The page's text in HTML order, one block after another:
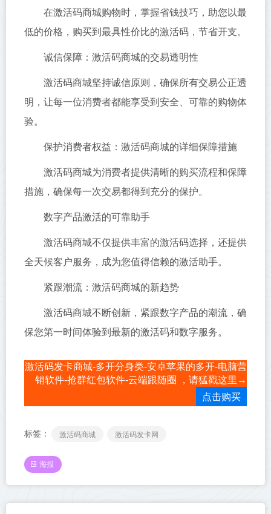
在激活码商城购物时，掌握省钱技巧，助您以最
低的价格，购买到最具性价比的激活码，节省开支。
诚信保障：激活码商城的交易透明性
激活码商城坚持诚信原则，确保所有交易公正透
明，让每一位消费者都能享受到安全、可靠的购物体
验。
保护消费者权益：激活码商城的详细保障措施
激活码商城为消费者提供清晰的购买流程和保障
措施，确保每一次交易都得到充分的保护。
数字产品激活的可靠助手
激活码商城不仅提供丰富的激活码选择，还提供
全天候客户服务，成为您值得信赖的激活助手。
紧跟潮流：激活码商城的新趋势
激活码商城不断创新，紧跟数字产品的潮流，确
保您第一时间体验到最新的激活码和数字服务。
激活码发卡商城-多开分身类-安卓苹果的多开-电脑营
销软件-抢群红包软件-云端跟随圈 ，请猛戳这里→
点击购买
标签： 激活码商城 激活码发卡网
海报